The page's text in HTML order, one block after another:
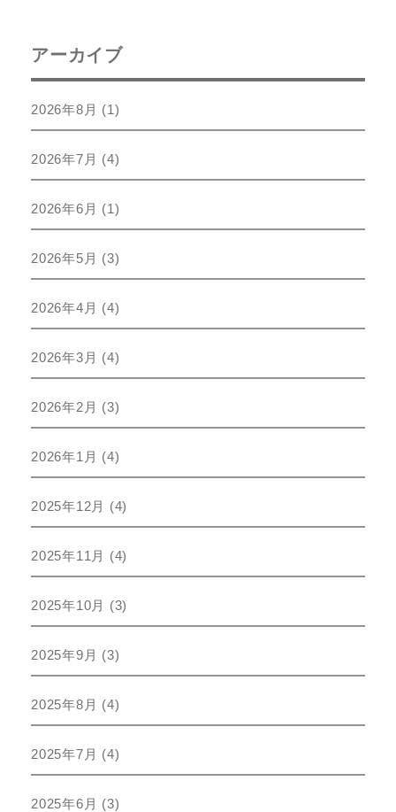
アーカイブ
2026年8月 (1)
2026年7月 (4)
2026年6月 (1)
2026年5月 (3)
2026年4月 (4)
2026年3月 (4)
2026年2月 (3)
2026年1月 (4)
2025年12月 (4)
2025年11月 (4)
2025年10月 (3)
2025年9月 (3)
2025年8月 (4)
2025年7月 (4)
2025年6月 (3)